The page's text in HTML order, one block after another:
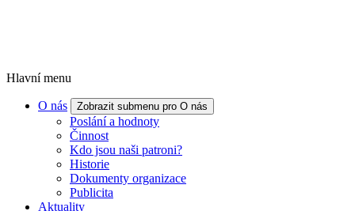
Hlavní menu
O nás Zobrazit submenu pro O nás
Poslání a hodnoty
Činnost
Kdo jsou naši patroni?
Historie
Dokumenty organizace
Publicita
Aktuality